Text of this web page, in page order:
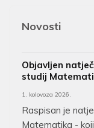
Novosti
Objavljen
studij
1. kolovoza 2026.
Raspisan je
Matematika -